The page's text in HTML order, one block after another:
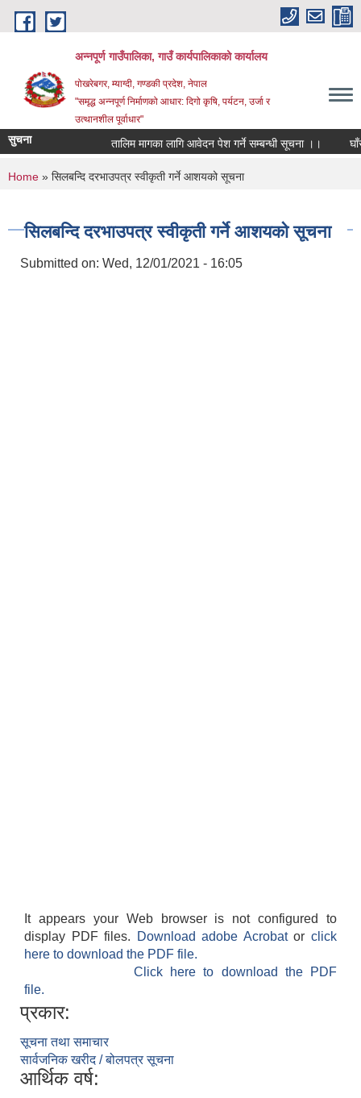
Skip to main content
अन्‍नपूर्ण गाउँपालिका, गाउँ कार्यपालिकाको कार्यालय
पोखरेबगर, म्याग्दी, गण्डकी प्रदेश, नेपाल
"समृद्ध अन्‍नपूर्ण निर्माणको आधार: दिगो कृषि, पर्यटन, उर्जा र
उत्थानशील पूर्वाधार"
सुचना तालिम मागका लागि आवेदन पेश गर्ने सम्बन्धी सूचना ।।
You are here
Home » सिलबन्दि दरभाउपत्र स्वीकृती गर्ने आशयको सूचना
सिलबन्दि दरभाउपत्र स्वीकृती गर्ने आशयको सूचना
Submitted on: Wed, 12/01/2021 - 16:05
It appears your Web browser is not configured to
display PDF files.
Download adobe Acrobatorclick
here to download the PDF file.
Click here to download the PDF
file.
प्रकार:
सूचना तथा समाचार
सार्वजनिक खरीद / बोलपत्र सूचना
आर्थिक वर्ष: